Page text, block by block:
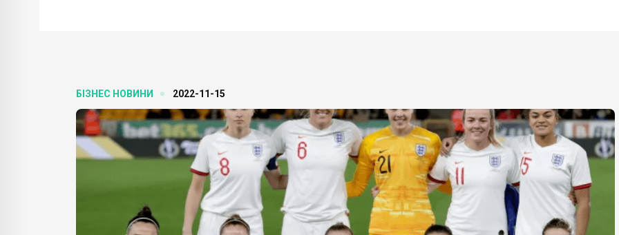
БІЗНЕС НОВИНИ 2022-11-15